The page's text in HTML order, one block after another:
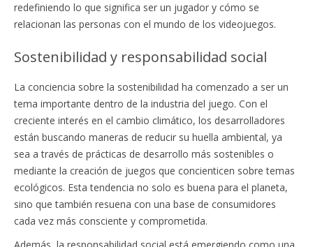
redefiniendo lo que significa ser un jugador y cómo se
relacionan las personas con el mundo de los videojuegos.
Sostenibilidad y responsabilidad social
La conciencia sobre la sostenibilidad ha comenzado a ser un
tema importante dentro de la industria del juego. Con el
creciente interés en el cambio climático, los desarrolladores
están buscando maneras de reducir su huella ambiental, ya
sea a través de prácticas de desarrollo más sostenibles o
mediante la creación de juegos que concienticen sobre temas
ecológicos. Esta tendencia no solo es buena para el planeta,
sino que también resuena con una base de consumidores
cada vez más consciente y comprometida.